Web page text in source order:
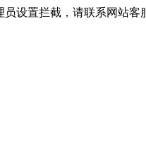
设置拦截，请联系网站客